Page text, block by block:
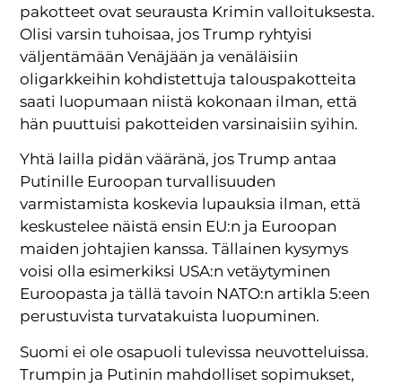
pakotteet ovat seurausta Krimin valloituksesta.
Olisi varsin tuhoisaa, jos Trump ryhtyisi
väljentämään Venäjään ja venäläisiin
oligarkkeihin kohdistettuja talouspakotteita
saati luopumaan niistä kokonaan ilman, että
hän puuttuisi pakotteiden varsinaisiin syihin.
Yhtä lailla pidän vääränä, jos Trump antaa
Putinille Euroopan turvallisuuden
varmistamista koskevia lupauksia ilman, että
keskustelee näistä ensin EU:n ja Euroopan
maiden johtajien kanssa. Tällainen kysymys
voisi olla esimerkiksi USA:n vetäytyminen
Euroopasta ja tällä tavoin NATO:n artikla 5:een
perustuvista turvatakuista luopuminen.
Suomi ei ole osapuoli tulevissa neuvotteluissa.
Trumpin ja Putinin mahdolliset sopimukset,